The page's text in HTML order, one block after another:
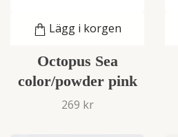
Lägg i korgen
Octopus Sea
color/powder pink
269 kr